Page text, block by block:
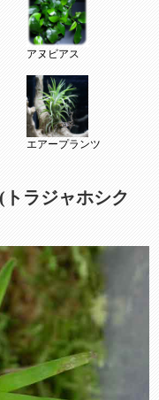
アヌビアス
エアープランツ
ラジャホシク